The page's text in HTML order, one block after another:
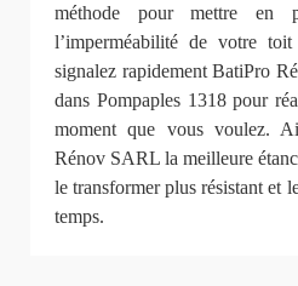
méthode pour mettre en
l’imperméabilité de votre
signalez rapidement BatiPro
dans Pompaples 1318 pour
moment que vous voulez.
Rénov SARL la meilleure
le transformer plus résistant et
temps.